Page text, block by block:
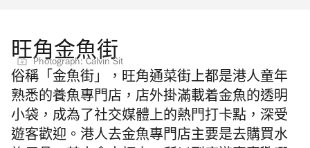
旺角金魚街
Photograph: Calvin Sit
俗稱「金魚街」，旺角通菜街上都是港人童年
熟悉的養魚專門店，店外掛滿載着金魚的透明
小袋，成為了社交媒體上的熱門打卡點，深受
遊客歡迎。港人去金魚專門店主要是去購買水